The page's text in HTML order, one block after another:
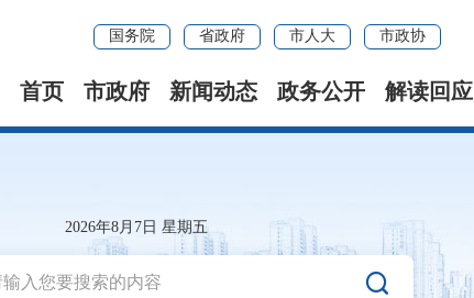
国务院 省政府 市人大 市政协
首页 市政府 新闻动态 政务公开 解读回应
2026年8月7日 星期五
